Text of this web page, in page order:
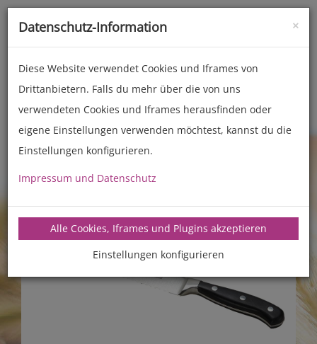
Toggle
×
Datenschutz-Information
Diese Website verwendet Cookies und Iframes von
Drittanbietern. Falls du mehr über die von uns
verwendeten Cookies und Iframes herausfinden oder
eigene Einstellungen verwenden möchtest, kannst du die
Einstellungen konfigurieren.
Impressum und Datenschutz
Alle Cookies, Iframes und Plugins akzeptieren
Einstellungen konfigurieren